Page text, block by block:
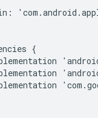
: ' com .android .
{
'
'
' com .